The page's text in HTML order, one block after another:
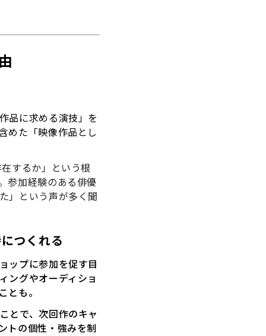
品に求める演技」を
めた「映像作品とし
するか」という根
参加経験のある俳優
」という声が多く聞
つくれる
ップに参加を促す目
ングやオーディショ
とも。
とで、次回作のキャ
トの個性・強みを制